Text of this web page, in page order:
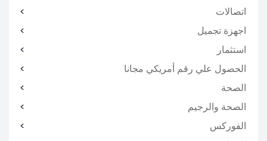
اتصالات
اجهزة تجميل
استثمار
الحصول علي رقم أمريكي مجانا
الصحة
الصحة والرجيم
الفوركس